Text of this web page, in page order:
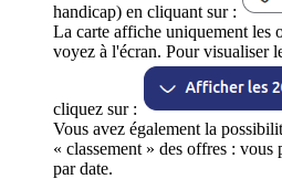
handicap) en cliquant sur :
La carte affiche uniquement les
voyez à l'écran. Pour visualiser
cliquez sur :
Vous avez également la
« classement » des offres :
par date.